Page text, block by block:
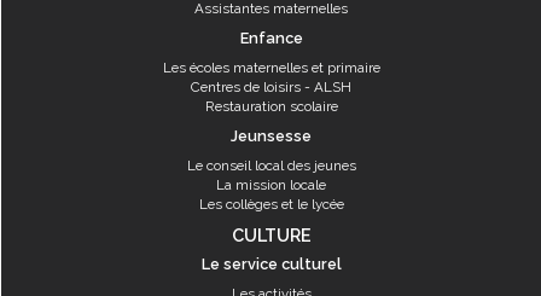
Assistantes maternelles
Enfance
Les écoles maternelles et primaire
Centres de loisirs - ALSH
Restauration scolaire
Jeunsesse
Le conseil local des jeunes
La mission locale
Les collèges et le lycée
CULTURE
Le service culturel